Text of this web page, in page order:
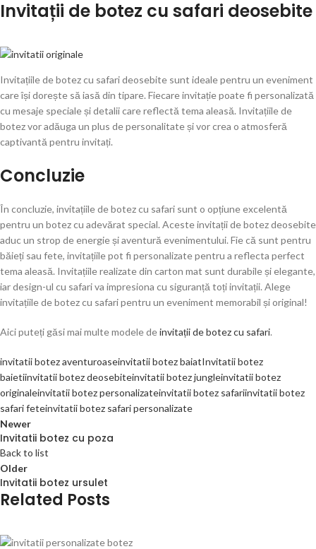
Invitații de botez cu safari deosebite
Invitațiile de botez cu safari deosebite sunt ideale pentru un eveniment
care își dorește să iasă din tipare. Fiecare invitație poate fi personalizată
cu mesaje speciale și detalii care reflectă tema aleasă. Invitațiile de
botez vor adăuga un plus de personalitate și vor crea o atmosferă
captivantă pentru invitați.
Concluzie
În concluzie, invitațiile de botez cu safari sunt o opțiune excelentă
pentru un botez cu adevărat special. Aceste invitații de botez deosebite
aduc un strop de energie și aventură evenimentului. Fie că sunt pentru
băieți sau fete, invitațiile pot fi personalizate pentru a reflecta perfect
tema aleasă. Invitațiile realizate din carton mat sunt durabile și elegante,
iar design-ul cu safari va impresiona cu siguranță toți invitații. Alege
invitațiile de botez cu safari pentru un eveniment memorabil și original!
Aici puteți găsi mai multe modele deinvitații de botez cu safari.
invitatii botez aventuroaseinvitatii botez baiatInvitatii botez
baietiinvitatii botez deosebiteinvitatii botez jungleinvitatii botez
originaleinvitatii botez personalizateinvitatii botez safariinvitatii botez
safari feteinvitatii botez safari personalizate
Newer
Invitatii botez cu poza
Back to list
Older
Invitatii botez ursulet
Related Posts